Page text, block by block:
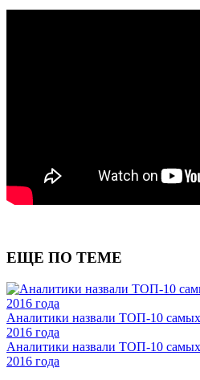
ЕЩЕ ПО ТЕМЕ
Аналитики назвали ТОП-10
2016 года
Аналитики назвали ТОП-10
2016 года